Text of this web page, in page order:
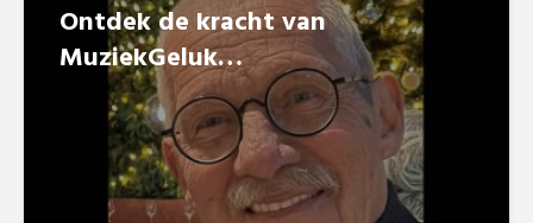
Ontdek de kracht van
MuziekGeluk…